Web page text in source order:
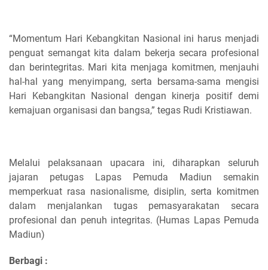
“Momentum Hari Kebangkitan Nasional ini harus menjadi
penguat semangat kita dalam bekerja secara profesional
dan berintegritas. Mari kita menjaga komitmen, menjauhi
hal-hal yang menyimpang, serta bersama-sama mengisi
Hari Kebangkitan Nasional dengan kinerja positif demi
kemajuan organisasi dan bangsa,” tegas Rudi Kristiawan.
Melalui pelaksanaan upacara ini, diharapkan seluruh
jajaran petugas Lapas Pemuda Madiun semakin
memperkuat rasa nasionalisme, disiplin, serta komitmen
dalam menjalankan tugas pemasyarakatan secara
profesional dan penuh integritas. (Humas Lapas Pemuda
Madiun)
Berbagi :